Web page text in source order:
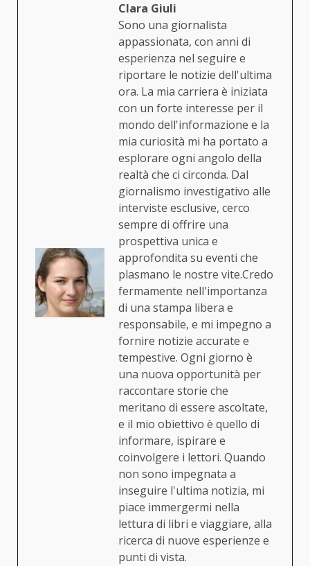
Clara Giuli
Sono una giornalista
appassionata, con anni di
esperienza nel seguire e
riportare le notizie dell'ultima
ora. La mia carriera è iniziata
con un forte interesse per il
mondo dell'informazione e la
mia curiosità mi ha portato a
esplorare ogni angolo della
realtà che ci circonda. Dal
giornalismo investigativo alle
interviste esclusive, cerco
sempre di offrire una
prospettiva unica e
approfondita su eventi che
plasmano le nostre vite.Credo
fermamente nell'importanza
di una stampa libera e
responsabile, e mi impegno a
fornire notizie accurate e
tempestive. Ogni giorno è
una nuova opportunità per
raccontare storie che
meritano di essere ascoltate,
e il mio obiettivo è quello di
informare, ispirare e
coinvolgere i lettori. Quando
non sono impegnata a
inseguire l'ultima notizia, mi
piace immergermi nella
lettura di libri e viaggiare, alla
ricerca di nuove esperienze e
punti di vista.